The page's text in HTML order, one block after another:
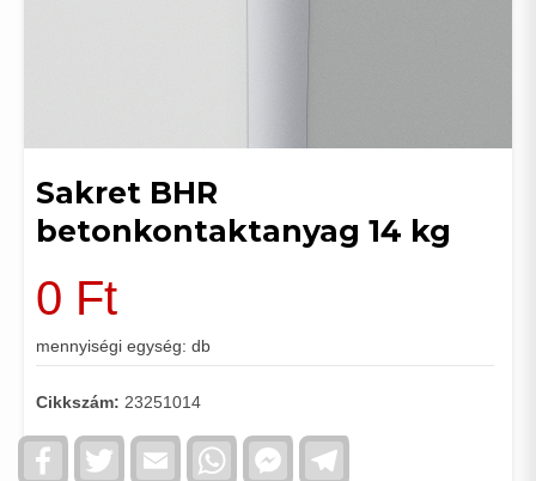
Sakret BHR
betonkontaktanyag 14 kg
0 Ft
mennyiségi egység: db
Cikkszám: 23251014
FacebookTwitter Email WhatsAppFacebook
Messenger